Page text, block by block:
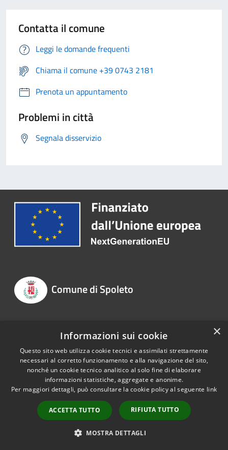
Contatta il comune
Leggi le domande frequenti
Chiama il comune +39 0743 2181
Prenota un appuntamento
Problemi in città
Segnala disservizio
Comune di Spoleto
FacebookYoutubeInstagramWhatsapp
Amministrazione
×
Informazioni sui cookie
Questo sito web utilizza cookie tecnici e assimilati strettamente
necessari al corretto funzionamento e alla navigazione del sito,
nonché un cookie tecnico analitico al solo fine di elaborare
informazioni statistiche, aggregate e anonime.
Per maggiori dettagli, può consultare la cookie policy al seguente link
ACCETTA TUTTO RIFIUTA TUTTO
MOSTRA DETTAGLI